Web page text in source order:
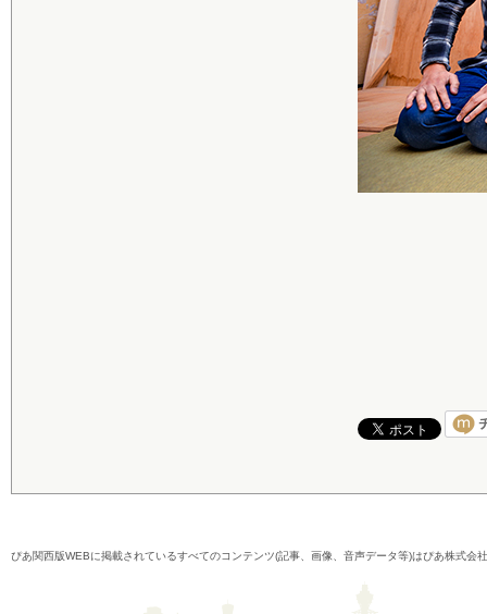
ぴあ関西版WEBに掲載されているすべてのコンテンツ(記事、画像、音声データ等)はぴあ株式会